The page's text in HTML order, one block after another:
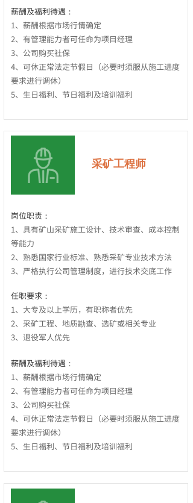
采矿工程师
岗位职责：
1、具有矿山采矿施工设计、技术审查、成本控制
等能力
2、熟悉国家行业标准、熟悉采矿专业技术方法
3、严格执行公司管理制度，进行技术交底工作
任职要求：
1、大专及以上学历，有职称者优先
2、采矿工程、地质勘查、选矿或相关专业
3、退役军人优先
薪酬及福利待遇：
1、薪酬根据市场行情确定
2、有管理能力者可任命为项目经理
3、公司购买社保
4、可休正常法定节假日（必要时须服从施工进度
要求进行调休）
5、生日福利、节日福利及培训福利
薪酬及福利待遇：
1、薪酬根据市场行情确定
2、有管理能力者可任命为项目经理
3、公司购买社保
4、可休正常法定节假日（必要时须服从施工进度
要求进行调休）
5、生日福利、节日福利及培训福利